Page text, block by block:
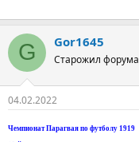
G Gor1645
Старожил форума
04.02.2022
Чемпионат Парагвая по футболу 1919